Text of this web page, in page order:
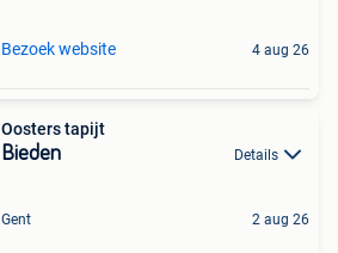
Bezoek website 4 aug 26
Oosters tapijt
Bieden Details
Gent 2 aug 26